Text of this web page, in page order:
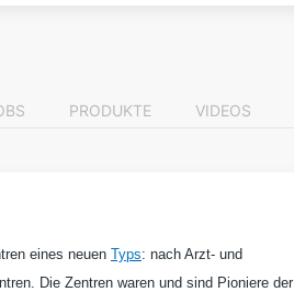
PRODUKTE VIDEOS
eines neuen Typs: nach Arzt- und
Die Zentren waren und sind Pioniere der